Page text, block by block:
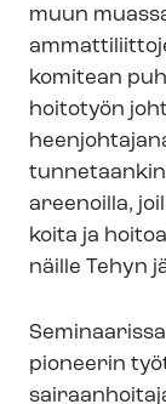
muun
komitean
hoitotyön
tunnetaankin
areenoilla,
koi­ta ja
näille Tehyn
pioneerin